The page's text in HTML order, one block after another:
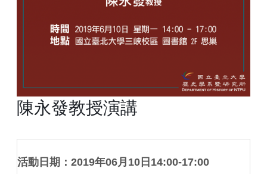
陳永發教授演講
活動日期：2019年06月10日14:00-17:00